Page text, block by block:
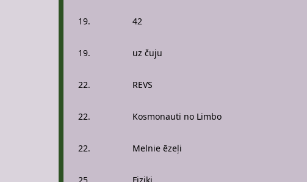
19. 42
19. uz čuju
22. REVS
22. Kosmonauti no Limbo
22. Melnie ēzeļi